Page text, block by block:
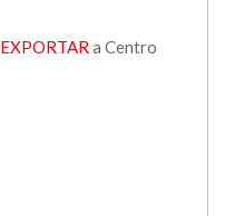
EXPORTAR a Centro